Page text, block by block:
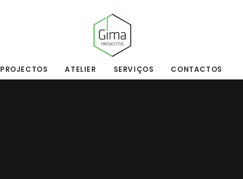
PROJECTOS ATELIER SERVIÇOS CONTACTOS